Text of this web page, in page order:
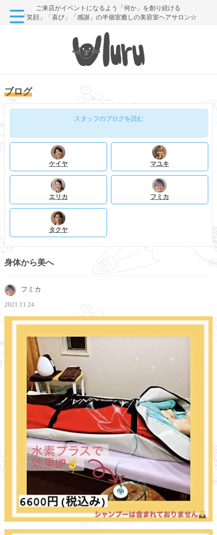
ご来店がイベントになるよう「何か」を創り続ける
「笑顔」「喜び」「感謝」の半個室癒しの美容室ヘアサロン☆
ブログ
スタッフのブログを読む
ケイヤ マユキ
エリカ フミカ
タクヤ
身体から美へ
フミカ
2021.11.24